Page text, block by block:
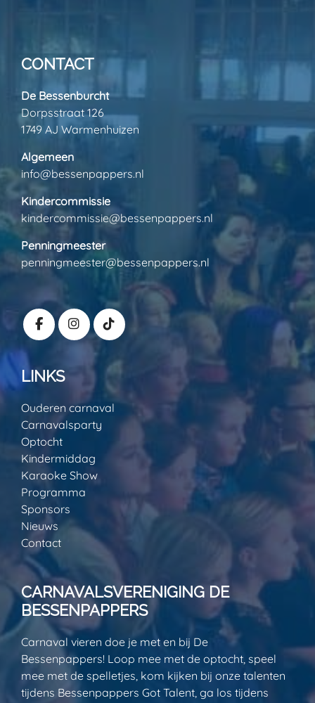
CONTACT
De Bessenburcht
Dorpsstraat 126
1749 AJ Warmenhuizen
Algemeen
info@bessenpappers.nl
Kindercommissie
kindercommissie@bessenpappers.nl
Penningmeester
penningmeester@bessenpappers.nl
LINKS
Ouderen carnaval
Carnavalsparty
Optocht
Kindermiddag
Karaoke Show
Programma
Sponsors
Nieuws
Contact
CARNAVALSVERENIGING DE
BESSENPAPPERS
Carnaval vieren doe je met en bij De
Bessenpappers! Loop mee met de optocht, speel
mee met de spelletjes, kom kijken bij onze talenten
tijdens Bessenpappers Got Talent, ga los tijdens